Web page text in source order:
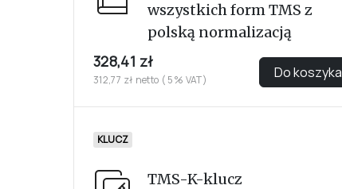
wszystkich form TMS z
polską normalizacją
328,41 zł
312,77 zł netto ( 5% VAT) Do koszyka
KLUCZ
TMS-K-klucz